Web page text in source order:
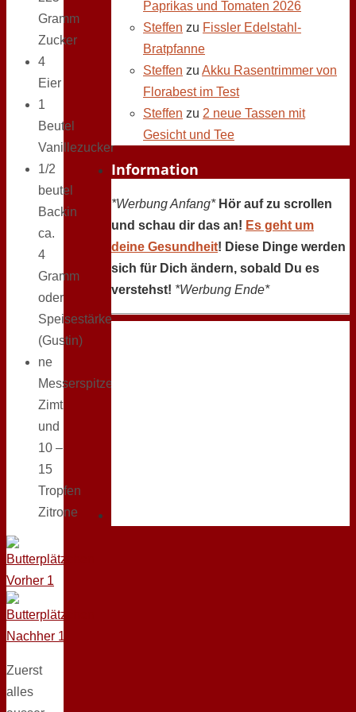
Gramm
Zucker
4
Eier
1
Beutel
Vanillezucker
1/2
beutel
Backin
ca.
4
Gramm
oder
Speisestärke
(Gustin)
ne
Messerspitze
Zimt
und
10 –
15
Tropfen
Zitrone
Zuerst
alles
Paprikas und Tomaten 2026
Steffen zu Fissler Edelstahl-
Bratpfanne
Steffen zu Akku Rasentrimmer von
Florabest im Test
Steffen zu 2 neue Tassen mit
Gesicht und Tee
Information
*Werbung Anfang* Hör auf zu scrollen
und schau dir das an! Es geht um
deine Gesundheit! Diese Dinge werden
sich für Dich ändern, sobald Du es
verstehst! *Werbung Ende*